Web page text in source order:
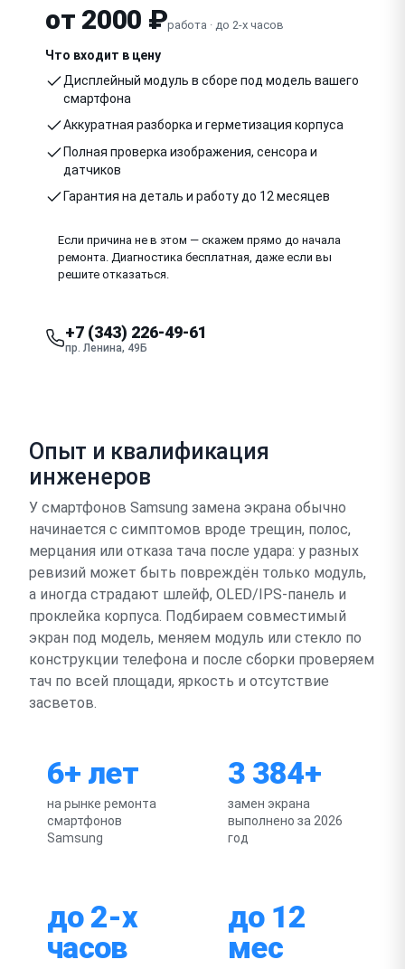
от 2000 ₽работа · до 2-х часов
Что входит в цену
Дисплейный модуль в сборе под модель вашего
смартфона
Аккуратная разборка и герметизация корпуса
Полная проверка изображения, сенсора и
датчиков
Гарантия на деталь и работу до 12 месяцев
Если причина не в этом — скажем прямо до начала
ремонта. Диагностика бесплатная, даже если вы
решите отказаться.
+7 (343) 226-49-61
пр. Ленина, 49Б
Опыт и квалификация
инженеров
У смартфонов Samsung замена экрана обычно
начинается с симптомов вроде трещин, полос,
мерцания или отказа тача после удара: у разных
ревизий может быть повреждён только модуль,
а иногда страдают шлейф, OLED/IPS-панель и
проклейка корпуса. Подбираем совместимый
экран под модель, меняем модуль или стекло по
конструкции телефона и после сборки проверяем
тач по всей площади, яркость и отсутствие
засветов.
6+ лет
на рынке ремонта
смартфонов
Samsung
3 384+
замен экрана
выполнено за 2026
год
до 2-х
часов
до 12
мес